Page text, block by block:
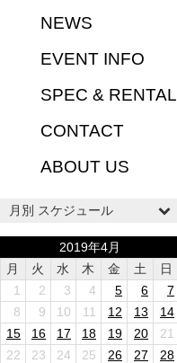
NEWS
EVENT INFO
SPEC & RENTAL
CONTACT
ABOUT US
月別 スケジュール
2019年4月
月
火 水 木 金 土
日
1
2 3 4 5 6
7
8
9 10 11 12 13
14
15
16 17 18 19 20
21
22
23 24 25 26 27
28